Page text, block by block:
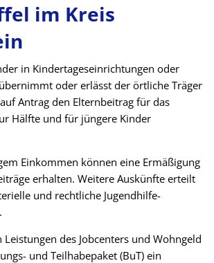
im Kreis
in Kindertageseinrichtungen oder
oder erlässt der örtliche Träger
Antrag den Elternbeitrag für das
Hälfte und für jüngere Kinder
Einkommen können eine Ermäßigung
erhalten. Weitere Auskünfte erteilt
und rechtliche Jugendhilfe-
des Jobcenters und Wohngeld
und Teilhabepaket (BuT) ein